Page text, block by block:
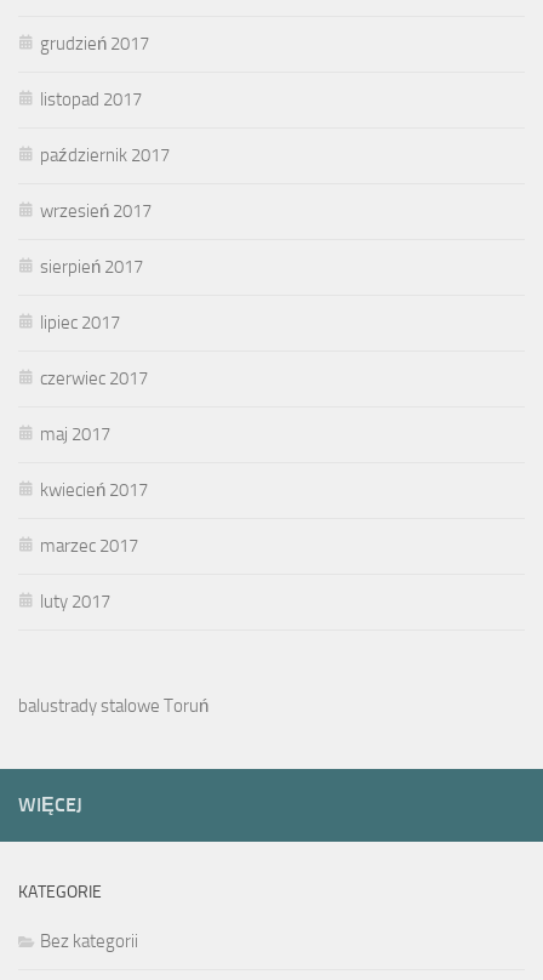
grudzień 2017
listopad 2017
październik 2017
wrzesień 2017
sierpień 2017
lipiec 2017
czerwiec 2017
maj 2017
kwiecień 2017
marzec 2017
luty 2017
balustrady stalowe Toruń
WIĘCEJ
KATEGORIE
Bez kategorii